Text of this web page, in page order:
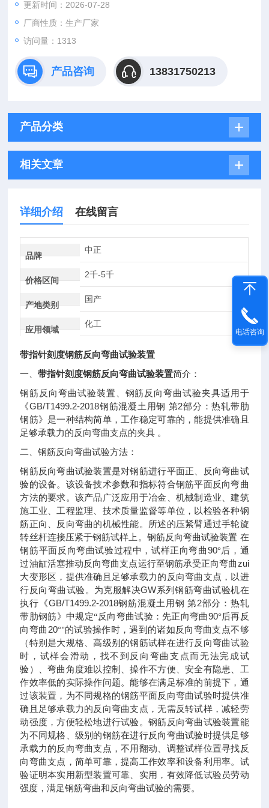
更新时间：2026-07-28
厂商性质：生产厂家
访问量：1313
产品咨询 13831750213
产品分类
相关文章
详细介绍 在线留言
品牌
中正
价格区间
2千-5千
产地类别
国产
应用领域
化工
带指针刻度钢筋反向弯曲试验装置
一、带指针刻度钢筋反向弯曲试验装置简介：
钢筋反向弯曲试验装置、钢筋反向弯曲试验夹具适用于
《GB/T1499.2-2018钢筋混凝土用钢 第2部分：热轧带肋
钢筋》是一种结构简单，工作稳定可靠的，能提供准确且
足够承载力的反向弯曲支点的夹具 。
二、钢筋反向弯曲试验方法：
钢筋反向弯曲试验装置是对钢筋进行平面正、反向弯曲试
验的设备。该设备技术参数和指标符合钢筋平面反向弯曲
方法的要求。该产品广泛应用于冶金、机械制造业、建筑
施工业、工程监理、技术质量监督等单位，以检验各种钢
筋正向、反向弯曲的机械性能。所述的压紧臂通过手轮旋
转丝杆连接压紧于钢筋试样上。钢筋反向弯曲试验装置 在
钢筋平面反向弯曲试验过程中，试样正向弯曲90°后，通
过油缸活塞推动反向弯曲支点运行至钢筋承受正向弯曲zui
大变形区，提供准确且足够承载力的反向弯曲支点，以进
行反向弯曲试验。为克服解决GW系列钢筋弯曲试验机在
执行《GB/T1499.2-2018钢筋混凝土用钢 第2部分：热轧
带肋钢筋》中规定“反向弯曲试验：先正向弯曲90°后再反
向弯曲 20°"的试验操作时，遇到的诸如反向弯曲支点不够
（特别是大规格、高级别的钢筋试样在进行反向弯曲试验
时，试样会滑动，找不到反向弯曲支点而无法完成试
验）、弯曲角度难以控制、操作不方便、安全有隐患、工
作效率低的实际操作问题。能够在满足标准的前提下，通
过该装置，为不同规格的钢筋平面反向弯曲试验时提供准
确且足够承载力的反向弯曲支点，无需反转试样，减轻劳
动强度，方便轻松地进行试验。钢筋反向弯曲试验装置能
为不同规格、级别的钢筋在进行反向弯曲试验时提供足够
承载力的反向弯曲支点，不用翻动、调整试样位置寻找反
向弯曲支点，简单可靠，提高工作效率和设备利用率。试
验证明本实用新型装置可靠、实用，有效降低试验员劳动
强度，满足钢筋弯曲和反向弯曲试验的需要。
电话咨询